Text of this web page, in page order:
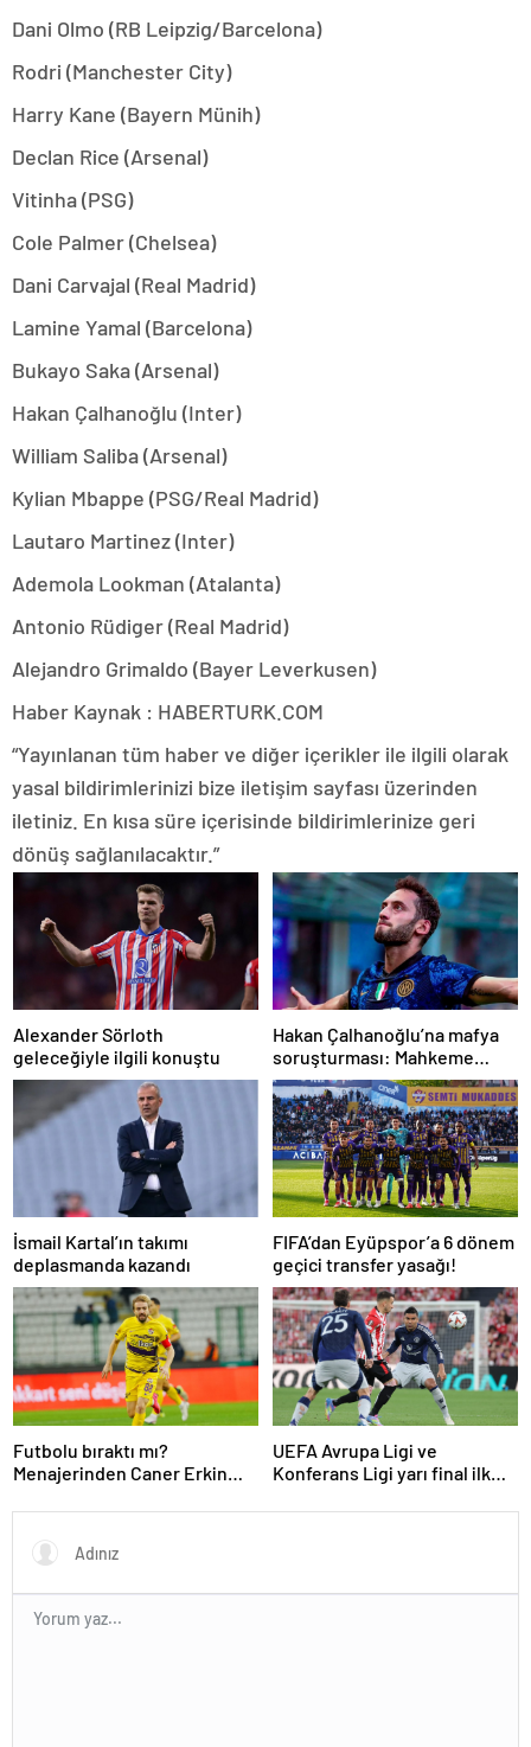
Dani Olmo (RB Leipzig/Barcelona)
Rodri (Manchester City)
Harry Kane (Bayern Münih)
Declan Rice (Arsenal)
Vitinha (PSG)
Cole Palmer (Chelsea)
Dani Carvajal (Real Madrid)
Lamine Yamal (Barcelona)
Bukayo Saka (Arsenal)
Hakan Çalhanoğlu (Inter)
William Saliba (Arsenal)
Kylian Mbappe (PSG/Real Madrid)
Lautaro Martinez (Inter)
Ademola Lookman (Atalanta)
Antonio Rüdiger (Real Madrid)
Alejandro Grimaldo (Bayer Leverkusen)
Haber Kaynak : HABERTURK.COM
“Yayınlanan tüm haber ve diğer içerikler ile ilgili olarak
yasal bildirimlerinizi bize iletişim sayfası üzerinden
iletiniz. En kısa süre içerisinde bildirimlerinize geri
dönüş sağlanılacaktır.”
Alexander Sörloth
geleceğiyle ilgili konuştu
Hakan Çalhanoğlu’na mafya
soruşturması: Mahkeme
cezasını açıkladı
İsmail Kartal’ın takımı
deplasmanda kazandı
FIFA’dan Eyüpspor’a 6 dönem
geçici transfer yasağı!
Futbolu bıraktı mı?
Menajerinden Caner Erkin
UEFA Avrupa Ligi ve
Konferans Ligi yarı final ilk